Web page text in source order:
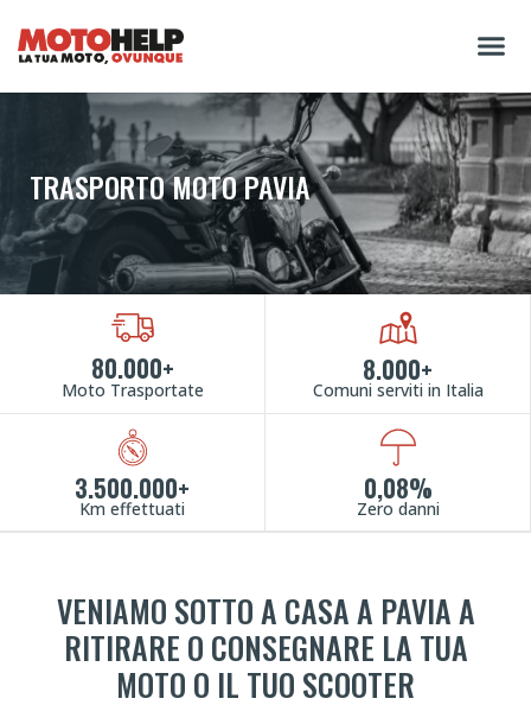
TRASPORTO MOTO PAVIA
80.000+
Moto Trasportate
8.000+
Comuni serviti in Italia
3.500.000+
Km effettuati
0,08%
Zero danni
VENIAMO SOTTO A CASA A PAVIA A
RITIRARE O CONSEGNARE LA TUA
MOTO O IL TUO SCOOTER